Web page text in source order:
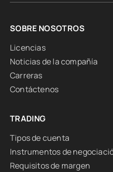
SOBRE NOSOTROS
Licencias
Noticias de la compañía
Carreras
Contáctenos
TRADING
Tipos de cuenta
Instrumentos de
Requisitos de margen